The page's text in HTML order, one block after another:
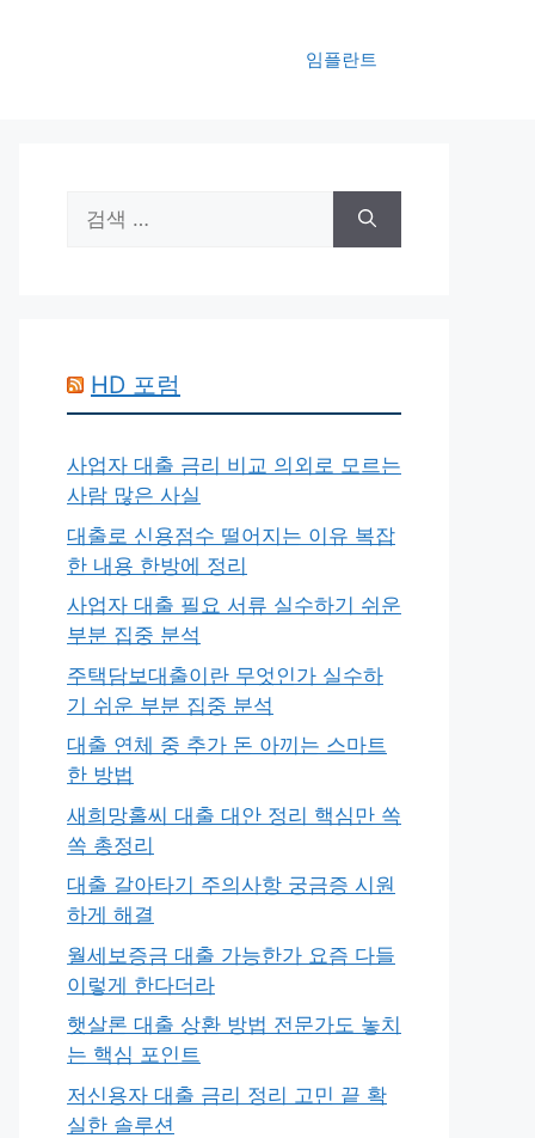
임플란트
색:
HD 포럼
사업자 대출 금리 비교 의외로 모르는
사람 많은 사실
대출로 신용점수 떨어지는 이유 복잡
한 내용 한방에 정리
사업자 대출 필요 서류 실수하기 쉬운
부분 집중 분석
주택담보대출이란 무엇인가 실수하
기 쉬운 부분 집중 분석
대출 연체 중 추가 돈 아끼는 스마트
한 방법
새희망홀씨 대출 대안 정리 핵심만 쏙
쏙 총정리
대출 갈아타기 주의사항 궁금증 시원
하게 해결
월세보증금 대출 가능한가 요즘 다들
이렇게 한다더라
햇살론 대출 상환 방법 전문가도 놓치
는 핵심 포인트
저신용자 대출 금리 정리 고민 끝 확
실한 솔루션